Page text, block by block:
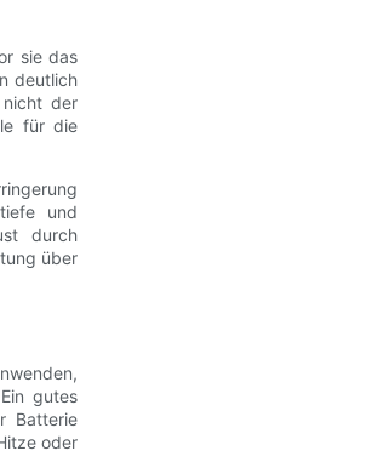
sie das
deutlich
nicht der
für die
und
durch
über
gutes
Batterie
oder